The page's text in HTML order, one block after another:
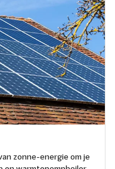
zonne-energie om je